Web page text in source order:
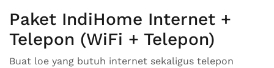
Paket IndiHome Internet +
Telepon (WiFi + Telepon)
Buat loe yang butuh internet sekaligus telepon